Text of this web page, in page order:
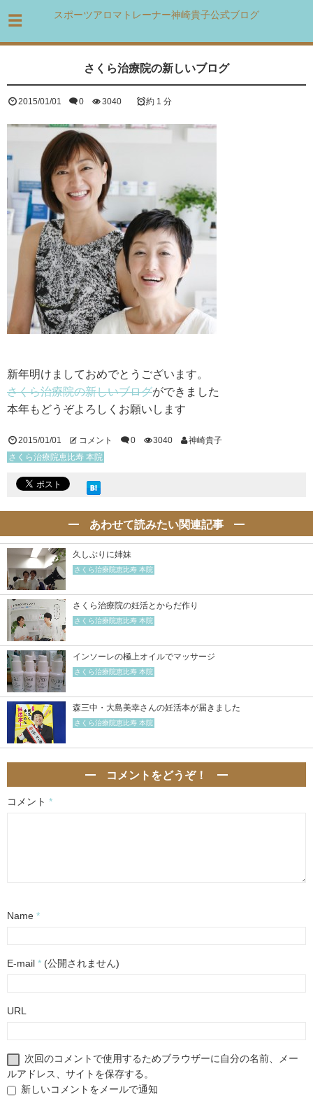
スポーツアロマトレーナー神崎貴子公式ブログ
さくら治療院の新しいブログ
2015/01/01 0 3040 約 1 分
新年明けましておめでとうございます。
さくら治療院の新しいブログができました
本年もどうぞよろしくお願いします
2015/01/01 コメント 0 3040
神崎貴子
さくら治療院恵比寿 本院
あわせて読みたい関連記事
久しぶりに姉妹
さくら治療院恵比寿 本院
さくら治療院の妊活とからだ作り
さくら治療院恵比寿 本院
インソーレの極上オイルでマッサージ
さくら治療院恵比寿 本院
森三中・大島美幸さんの妊活本が届きました
さくら治療院恵比寿 本院
コメントをどうぞ！
コメント *
Name *
E-mail * (公開されません)
URL
次回のコメントで使用するためブラウザーに自分の名前、メー
ルアドレス、サイトを保存する。
新しいコメントをメールで通知